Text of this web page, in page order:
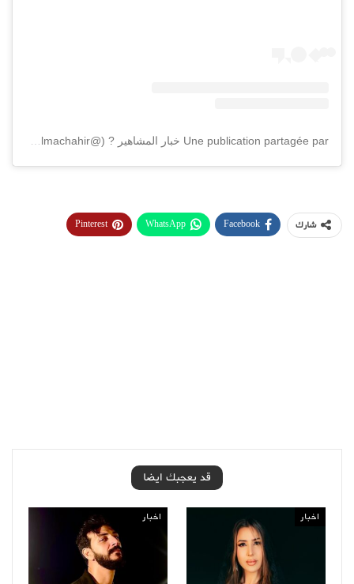
شارك Facebook
WhatsApp
Pinterest
قد يعجبك ايضا
اخبار اخبار